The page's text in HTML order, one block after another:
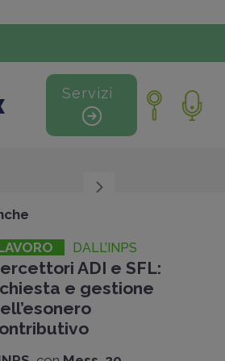
Servizi
DALL’INPS
ADI e SFL:
e gestione